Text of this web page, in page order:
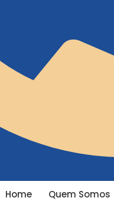
Home Quem Somos